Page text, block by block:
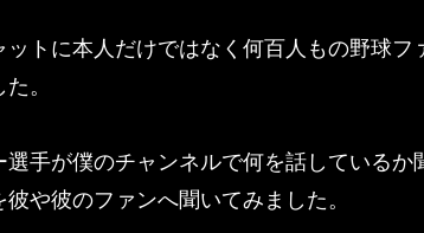
ットに本人だけではなく何百人もの野球
。
選手が僕のチャンネルで何を話している
彼や彼のファンへ聞いてみました。